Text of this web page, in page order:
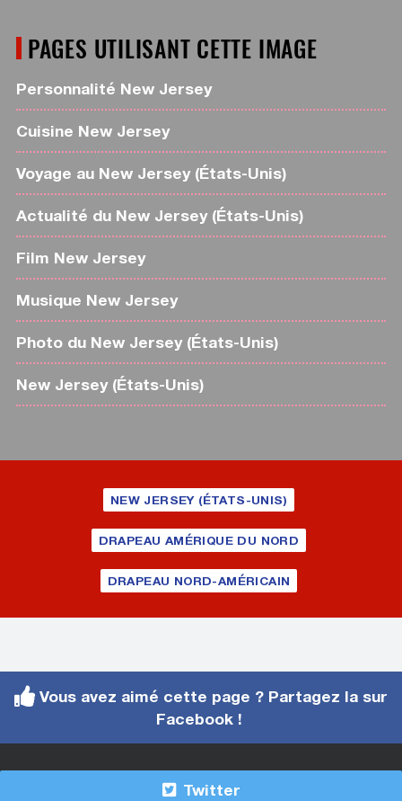
PAGES UTILISANT CETTE IMAGE
Personnalité New Jersey
Cuisine New Jersey
Voyage au New Jersey (États-Unis)
Actualité du New Jersey (États-Unis)
Film New Jersey
Musique New Jersey
Photo du New Jersey (États-Unis)
New Jersey (États-Unis)
NEW JERSEY (ÉTATS-UNIS)
DRAPEAU AMÉRIQUE DU NORD
DRAPEAU NORD-AMÉRICAIN
Vous avez aimé cette page ? Partagez la sur
Facebook !
Twitter